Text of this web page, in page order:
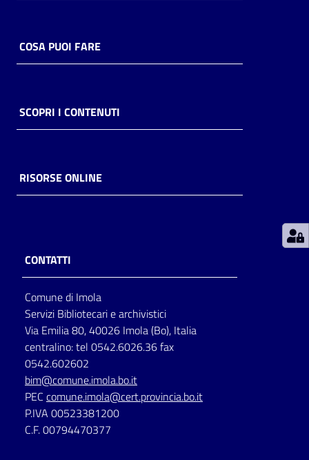
Casa
Piani
storico
per
lettura
Seguici
su
COSA PUOI FARE
SCOPRI I CONTENUTI
RISORSE ONLINE
CONTATTI
Comune di Imola
Servizi Bibliotecari e archivistici
Via Emilia 80, 40026 Imola (Bo), Italia
centralino: tel 0542.6026.36 fax
0542.602602
bim@comune.imola.bo.it
PEC comune.imola@cert.provincia.bo.it
P.IVA 00523381200
C.F. 00794470377